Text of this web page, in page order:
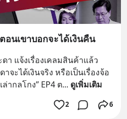
อนเขาบอกจะได้เงินคืน
า แจ้งเรื่องเคลมสินค้าแล้ว
จะได้เงินจริง หรือเป็นเรื่องจ้อ
ากลโกง” EP4 ต... ดูเพิ่มเติม
2 6